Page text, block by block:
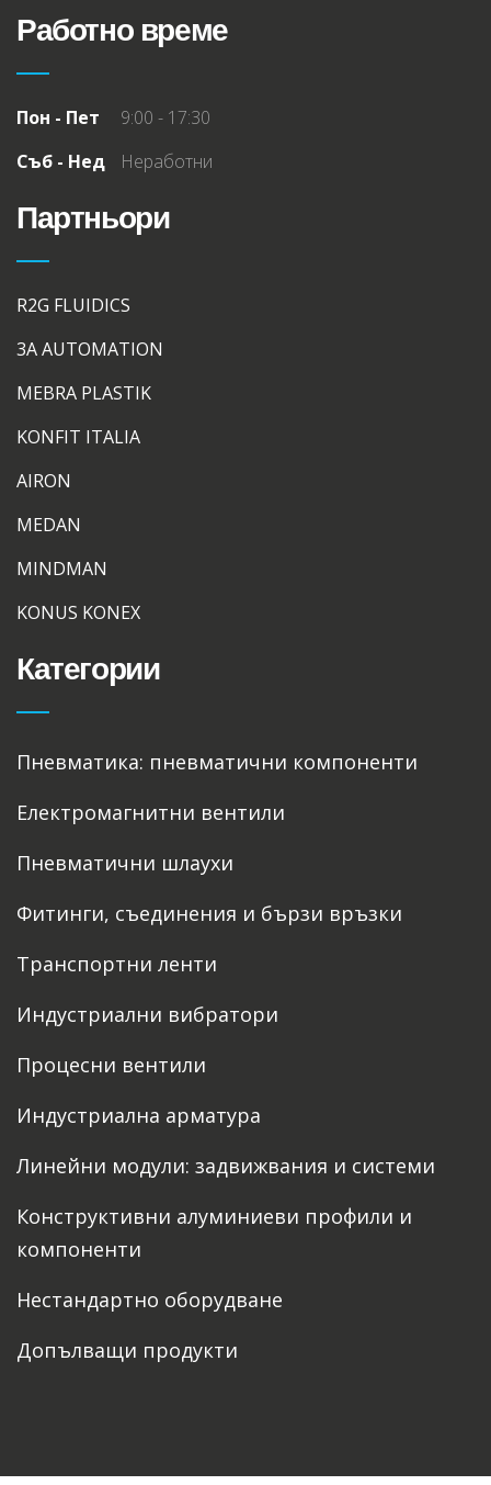
Работно време
Пон - Пет
9:00 - 17:30
Съб - Нед
Неработни
Партньори
R2G FLUIDICS
3A AUTOMATION
MEBRA PLASTIK
KONFIT ITALIA
AIRON
MEDAN
MINDMAN
KONUS KONEX
Категории
Пневматика: пневматични компоненти
Електромагнитни вентили
Пневматични шлаухи
Фитинги, съединения и бързи връзки
Транспортни ленти
Индустриални вибратори
Процесни вентили
Индустриална арматура
Линейни модули: задвижвания и системи
Конструктивни алуминиеви профили и
компоненти
Нестандартно оборудване
Допълващи продукти